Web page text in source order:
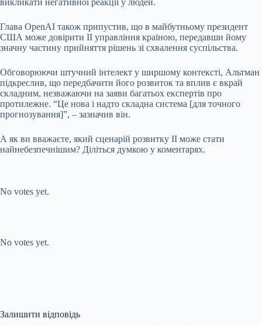
викликати негативної реакції у людей.
Глава OpenAI також припустив, що в майбутньому президент
США може довірити ІІ управління країною, передавши йому
значну частину прийняття рішень зі схвалення суспільства.
Обговорюючи штучний інтелект у ширшому контексті, Альтман
підкреслив, що передбачити його розвиток та вплив є вкрай
складним, незважаючи на заяви багатьох експертів про
протилежне. “Це нова і надто складна система [для точного
прогнозування]”, – зазначив він.
А як ви вважаєте, який сценарій розвитку ІІ може стати
найнебезпечнішим? Діліться думкою у коментарях.
No votes yet.
No votes yet.
Залишити відповідь